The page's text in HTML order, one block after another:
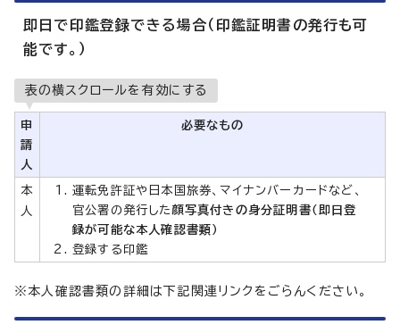
即日で印鑑登録できる場合（印鑑証明書の発行も可
能です。）
表の横スクロールを有効にする
申
請
人
必要なもの
本
人
運転免許証や日本国旅券、マイナンバーカードなど、
官公署の発行した 顔写真付きの身分証明書（即日登
録が可能な本人確認書類）
登録する印鑑
※本人確認書類の詳細は下記関連リンクをごらんください。